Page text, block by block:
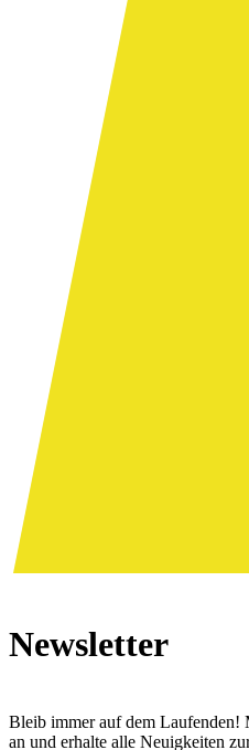
Newsletter
Bleib immer auf dem Laufenden!
an und erhalte alle Neuigkeiten